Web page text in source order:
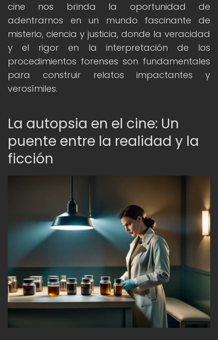
cine nos brinda la oportunidad de
adentrarnos en un mundo fascinante de
misterio, ciencia y justicia, donde la veracidad
y el rigor en la interpretación de los
procedimientos forenses son fundamentales
para construir relatos impactantes y
verosímiles.
La autopsia en el cine: Un
puente entre la realidad y la
ficción